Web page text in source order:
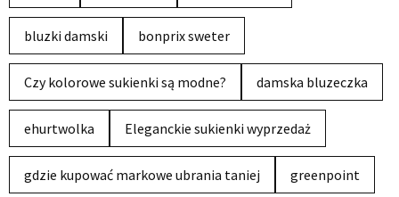
bluzki damski bonprix sweter
Czy kolorowe sukienki są modne? damska bluzeczka
ehurtwolka Eleganckie sukienki wyprzedaż
gdzie kupować markowe ubrania taniej greenpoint